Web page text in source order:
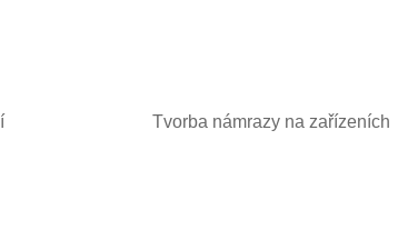
Tvorba námrazy na zařízeních